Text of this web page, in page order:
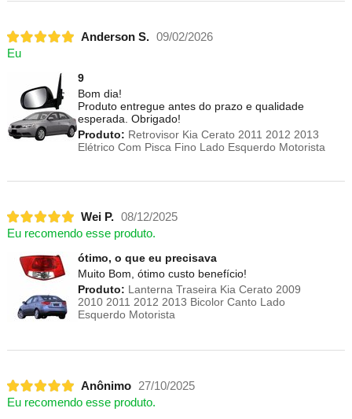
Anderson S. 09/02/2026
Eu
9
Bom dia!
Produto entregue antes do prazo e qualidade
esperada. Obrigado!
Produto: Retrovisor Kia Cerato 2011 2012 2013
Elétrico Com Pisca Fino Lado Esquerdo Motorista
Wei P. 08/12/2025
Eu recomendo esse produto.
ótimo, o que eu precisava
Muito Bom, ótimo custo benefício!
Produto: Lanterna Traseira Kia Cerato 2009
2010 2011 2012 2013 Bicolor Canto Lado
Esquerdo Motorista
Anônimo
27/10/2025
Eu recomendo esse produto.